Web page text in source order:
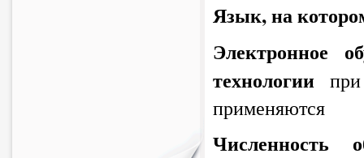
Язык, на
Электронное
технологии п
применяются
Численность